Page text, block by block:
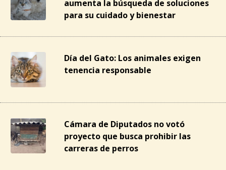
aumenta la búsqueda de soluciones
para su cuidado y bienestar
Día del Gato: Los animales exigen
tenencia responsable
Cámara de Diputados no votó
proyecto que busca prohibir las
carreras de perros